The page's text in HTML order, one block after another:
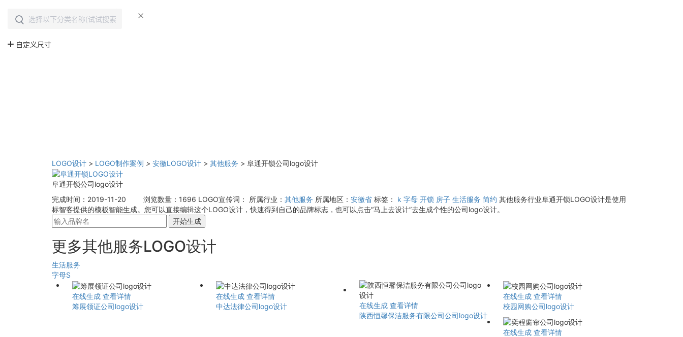
LOGO设计 > LOGO制作案例 > 安徽LOGO设计 > 其他服务 > 阜通开锁公司logo设计
阜通开锁公司logo设计
完成时间：2019-11-20
浏览数量：1696 LOGO宣传词： 所属行业： 其他服务 所属地区： 安徽省 标签： k 字母 开锁 房子 生活服务 简约 其他服务行业阜通开锁LOGO设计是使用
标智客提供的模板智能生成。您可以直接编辑这个LOGO设计，快速得到自己的品牌标志，也可以点击“马上去设计”去生成个性的公司logo设计。
开始生成
更多其他服务LOGO设计
生活服务
字母S
在线生成 查看详情
筹展领证公司logo设计
在线生成 查看详情
中达法律公司logo设计
在线生成 查看详情
陕西恒馨保洁服务有限公司公司logo设计
在线生成 查看详情
校园网购公司logo设计
在线生成 查看详情